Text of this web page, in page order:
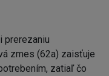
prerezaniu
zmes (62a) zaisťuje
zatiaľ čo